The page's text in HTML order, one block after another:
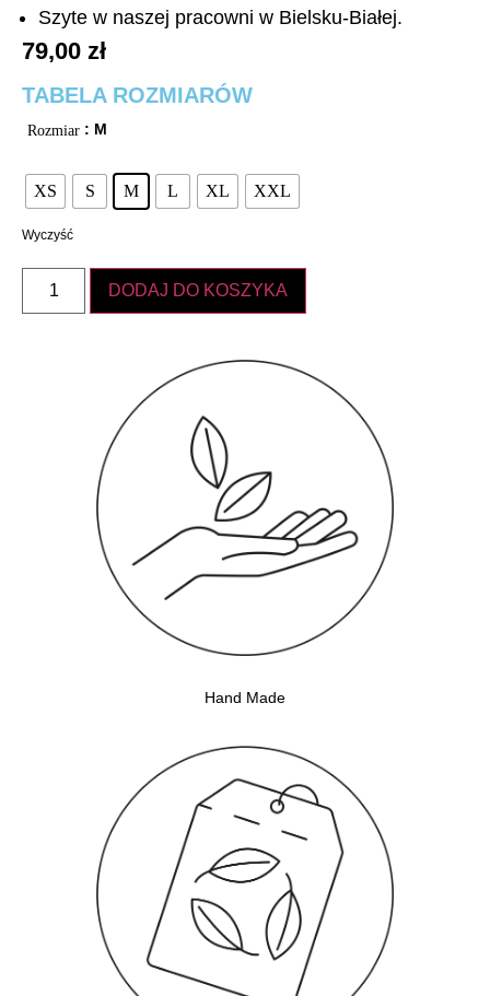
Szyte w naszej pracowni w Bielsku-Białej.
79,00 zł
TABELA ROZMIARÓW
Rozmiar : M
XS S M L XL XXL
Wyczyść
DODAJ DO KOSZYKA
Hand Made